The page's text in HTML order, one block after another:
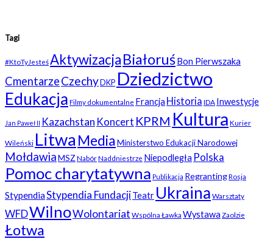
Tagi
#KtoTyJesteśAktywizacjaBiałoruśBon Pierwszaka
CmentarzeCzechyDKP Dziedzictwo
Edukacja Filmy dokumentalne Francja Historia IDA Inwestycje
Jan Paweł II Kazachstan Koncert KPRM Kultura Kurier
Wileński Litwa MediaMinisterstwo Edukacji Narodowej
MołdawiaMSZ NabórNaddniestrze Niepodległa Polska
Pomoc charytatywna Publikacja RegrantingRosja
StypendiaStypendia FundacjiTeatr Ukraina Warsztaty
WFDWilnoWolontariat Wspólna Ławka Wystawa Zaolzie
Łotwa